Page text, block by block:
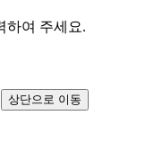
하여 주세요.
상단으로 이동